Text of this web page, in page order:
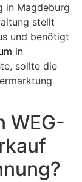
in Magdeburg
stellt
und benötigt
in
sollte die
WEG-